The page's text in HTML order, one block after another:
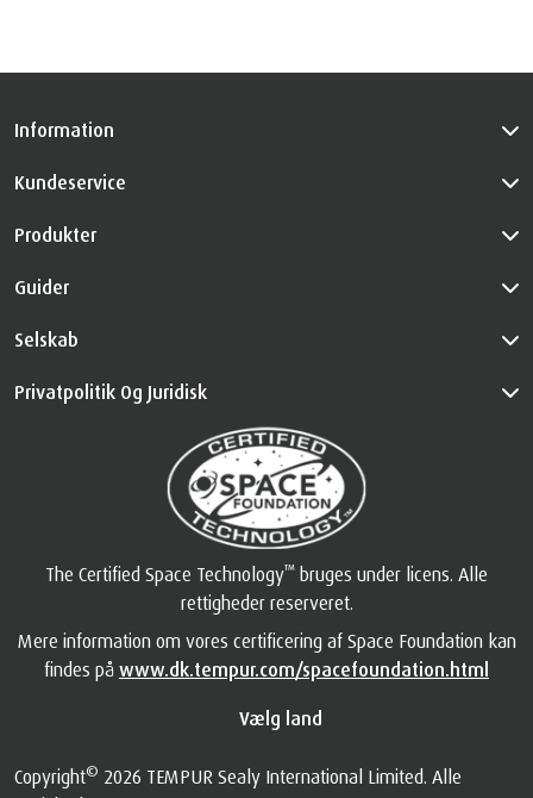
Information
Kundeservice
Produkter
Guider
Selskab
Privatpolitik Og Juridisk
The Certified Space Technology™ bruges under licens. Alle
rettigheder reserveret.
Mere information om vores certificering af Space Foundation kan
findes på www.dk.tempur.com/spacefoundation.html
Vælg land
Copyright© 2026 TEMPUR Sealy International Limited. Alle